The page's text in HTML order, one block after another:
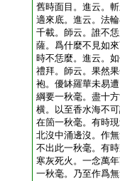
舊時面目。進云。
適來底。進云。法
千載。師云。誰不
薩。爲什麼不見如
時不恁麼。進云。
禮拜。師云。果然
袍。優缽羅華未易
綱要一秋毫。盡十
横。以至香水海不
在箇一秋毫。有時
北沒中涌邊沒。作
不出此一秋毫。有
寒灰死火。一念萬
一秋毫。乃至作爲